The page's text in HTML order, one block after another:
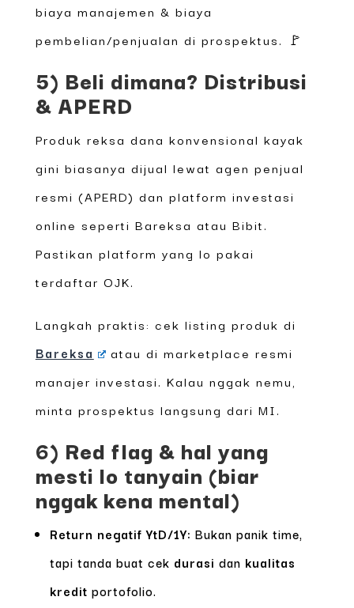
biaya manajemen & biaya
pembelian/penjualan di prospektus. 🚩
5) Beli dimana? Distribusi
& APERD
Produk reksa dana konvensional kayak
gini biasanya dijual lewat agen penjual
resmi (APERD) dan platform investasi
online seperti Bareksa atau Bibit.
Pastikan platform yang lo pakai
terdaftar OJK.
Langkah praktis: cek listing produk di
Bareksa
atau di marketplace resmi
manajer investasi. Kalau nggak nemu,
minta prospektus langsung dari MI.
6) Red flag & hal yang
mesti lo tanyain (biar
nggak kena mental)
Return negatif YtD/1Y: Bukan panik time,
tapi tanda buat cek durasi dan kualitas
kredit portofolio.